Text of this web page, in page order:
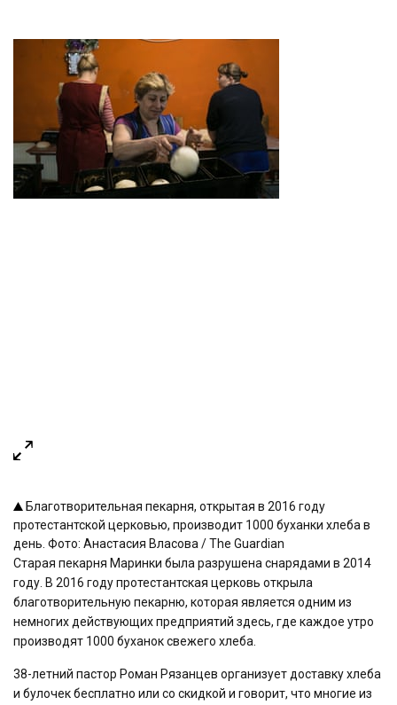
Благотворительная пекарня, открытая в 2016 году
протестантской церковью, производит 1000 буханки хлеба в
день. Фото: Анастасия Власова / The Guardian
Старая пекарня Маринки была разрушена снарядами в 2014
году. В 2016 году протестантская церковь открыла
благотворительную пекарню, которая является одним из
немногих действующих предприятий здесь, где каждое утро
производят 1000 буханок свежего хлеба.
38-летний пастор Роман Рязанцев организует доставку хлеба
и булочек бесплатно или со скидкой и говорит, что многие из